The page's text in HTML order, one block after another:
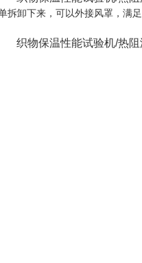
拆卸下来，可以外接风罩，满